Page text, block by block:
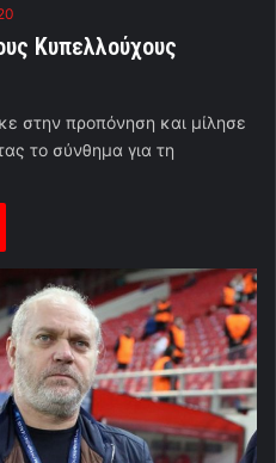
Κυπελλούχους
στην προπόνηση και μίλησε
το σύνθημα για τη